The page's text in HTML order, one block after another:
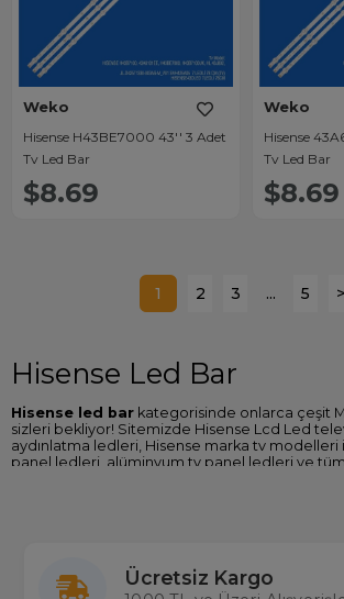
Weko
Hisense H43BE7000 43'' 3 Adet
Tv Led Bar
$8.69
Weko
Hisense
Tv Led Bar
$8.69
1 2 3 ... 5 >
Hisense Led Bar
Hisense led bar kategorisinde onlarca çeşit
sizleri bekliyor! Sitemizde Hisense Lcd Led
aydınlatma ledleri, Hisense marka tv modelleri
panel ledleri, alüminyum tv panel ledleri ve
avantajıyla elektronik malzeme ve tv yedek
Türkiye’nin en büyük tedarikçilerinden biridir.
Ücretsiz Kargo